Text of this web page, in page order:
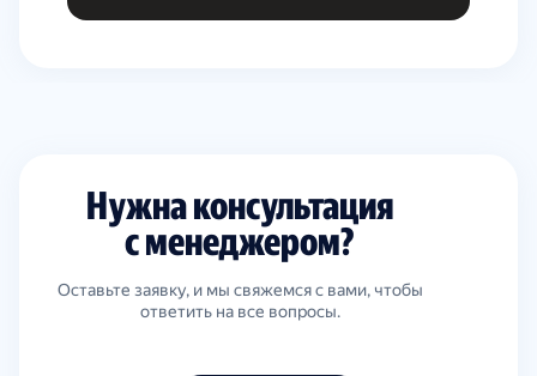
Нужна консультация
с менеджером?
Оставьте заявку, и мы свяжемся с вами, чтобы
ответить на все вопросы.